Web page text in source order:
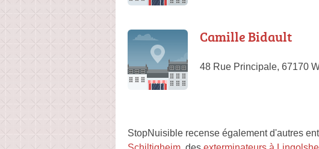
Camille Bidault
48 Rue Principale, 67170
StopNuisible recense également d'autres